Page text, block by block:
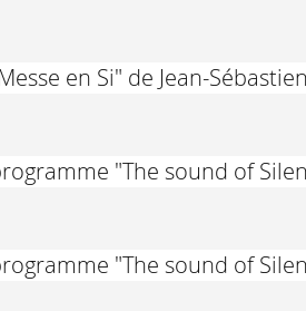
en Si" de Jean-
"The sound of
"The sound of